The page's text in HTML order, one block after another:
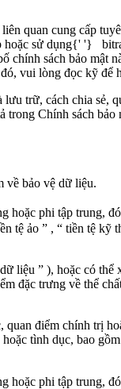
liên quan cung cấp
hoặc sử dụng{' '}
chính sách bảo mật
vui lòng đọc kỹ để
trữ, cách chia sẻ,
trong Chính sách
về bảo vệ dữ liệu.
phi tập trung,
tệ ảo ” , “ tiền tệ kỹ
liệu ” ), hoặc có thể
đặc trưng về thể
điểm chính trị
tình dục, bao
phi tập trung,